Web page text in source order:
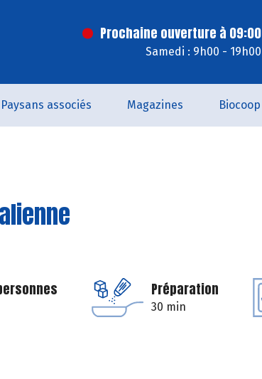
Prochaine ouverture à 09:00
Samedi : 9h00 - 19h00
Paysans associés Magazines Biocoop
Préparation
30 min